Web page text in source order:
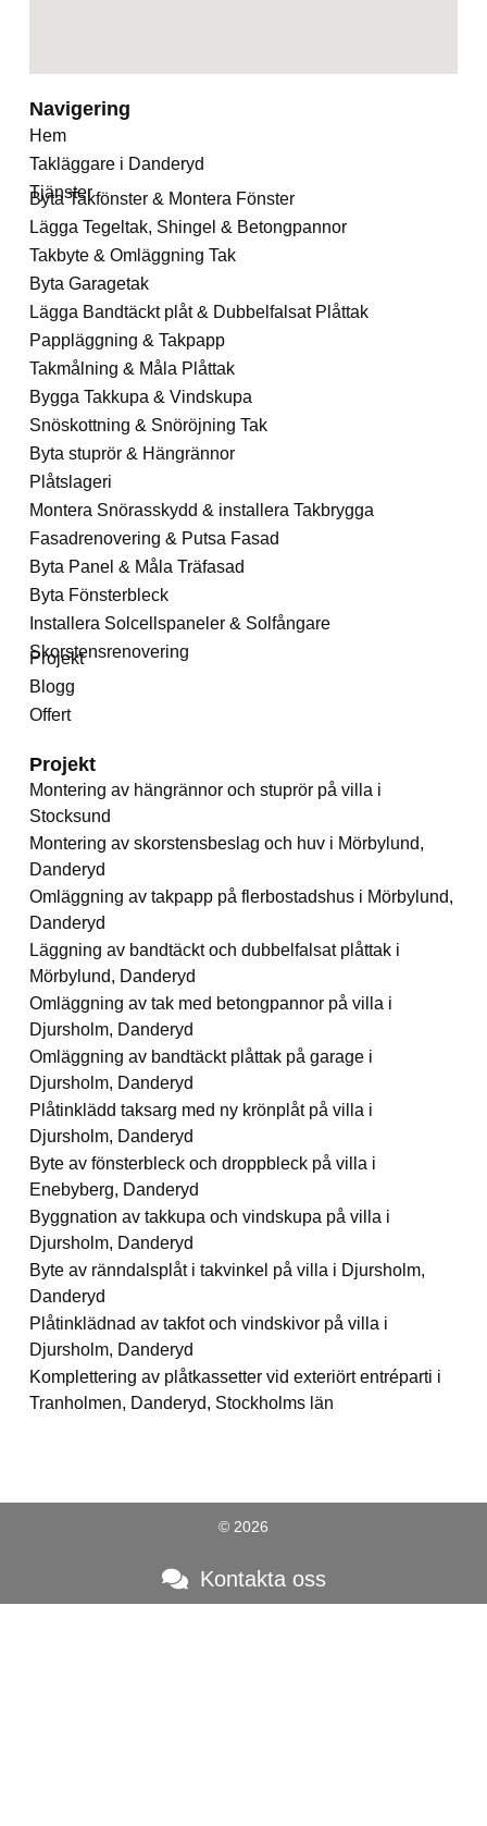
Navigering
Hem
Takläggare i Danderyd
Tjänster
Byta Takfönster & Montera Fönster
Lägga Tegeltak, Shingel & Betongpannor
Takbyte & Omläggning Tak
Byta Garagetak
Lägga Bandtäckt plåt & Dubbelfalsat Plåttak
Pappläggning & Takpapp
Takmålning & Måla Plåttak
Bygga Takkupa & Vindskupa
Snöskottning & Snöröjning Tak
Byta stuprör & Hängrännor
Plåtslageri
Montera Snörasskydd & installera Takbrygga
Fasadrenovering & Putsa Fasad
Byta Panel & Måla Träfasad
Byta Fönsterbleck
Installera Solcellspaneler & Solfångare
Skorstensrenovering
Projekt
Blogg
Offert
Projekt
Montering av hängrännor och stuprör på villa i
Stocksund
Montering av skorstensbeslag och huv i Mörbylund,
Danderyd
Omläggning av takpapp på flerbostadshus i Mörbylund,
Danderyd
Läggning av bandtäckt och dubbelfalsat plåttak i
Mörbylund, Danderyd
Omläggning av tak med betongpannor på villa i
Djursholm, Danderyd
Omläggning av bandtäckt plåttak på garage i
Djursholm, Danderyd
Plåtinklädd taksarg med ny krönplåt på villa i
Djursholm, Danderyd
Byte av fönsterbleck och droppbleck på villa i
Enebyberg, Danderyd
Byggnation av takkupa och vindskupa på villa i
Djursholm, Danderyd
Byte av ränndalsplåt i takvinkel på villa i Djursholm,
Danderyd
Plåtinklädnad av takfot och vindskivor på villa i
Djursholm, Danderyd
Komplettering av plåtkassetter vid exteriört entréparti i
Tranholmen, Danderyd, Stockholms län
© 2026
Kontakta oss